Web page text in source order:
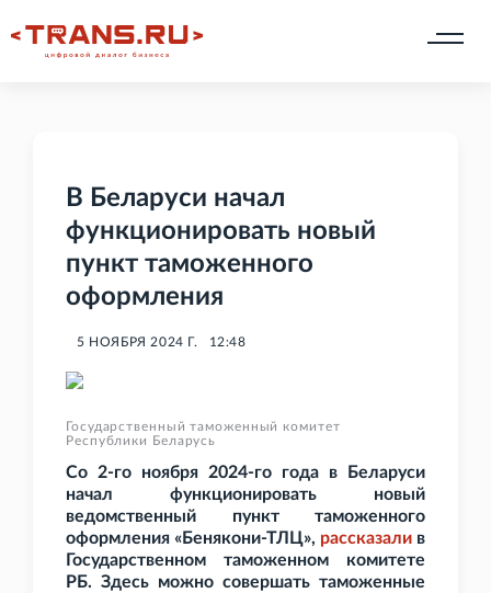
В Беларуси начал
функционировать новый
пункт таможенного
оформления
5 НОЯБРЯ 2024 Г. 12:48
Государственный таможенный комитет
Республики Беларусь
Со 2-го ноября 2024-го года в Беларуси
начал функционировать новый
ведомственный пункт таможенного
оформления «Бенякони-ТЛЦ», рассказали в
Государственном таможенном комитете
РБ. Здесь можно совершать таможенные